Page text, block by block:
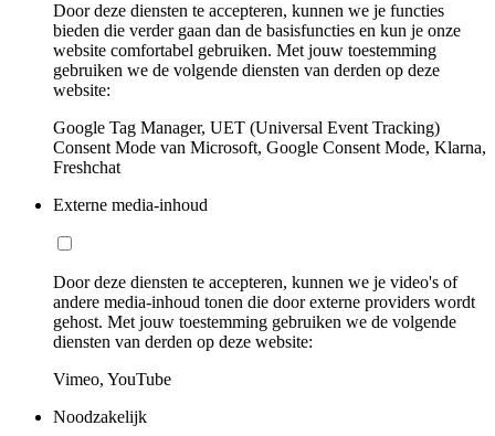
Door deze diensten te accepteren, kunnen we je functies
bieden die verder gaan dan de basisfuncties en kun je onze
website comfortabel gebruiken. Met jouw toestemming
gebruiken we de volgende diensten van derden op deze
website:
Google Tag Manager, UET (Universal Event Tracking)
Consent Mode van Microsoft, Google Consent Mode, Klarna,
Freshchat
Externe media-inhoud
Door deze diensten te accepteren, kunnen we je video's of
andere media-inhoud tonen die door externe providers wordt
gehost. Met jouw toestemming gebruiken we de volgende
diensten van derden op deze website:
Vimeo, YouTube
Noodzakelijk